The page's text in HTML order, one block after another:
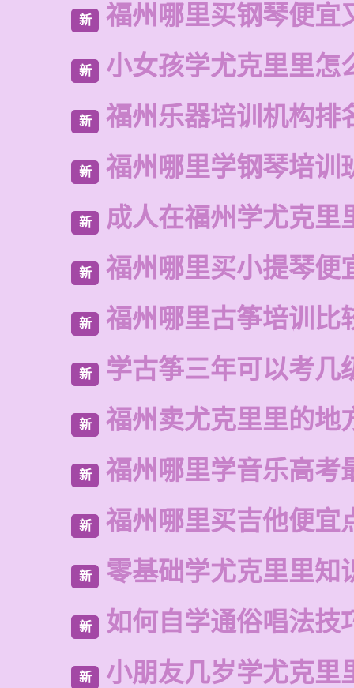
新 福州哪里买钢琴便宜
新 小女孩学尤克里里怎
新 福州乐器培训机构排
新 福州哪里学钢琴培训
新 成人在福州学尤克里
新 福州哪里买小提琴便
新 福州哪里古筝培训比
新 学古筝三年可以考几
新 福州卖尤克里里的地
新 福州哪里学音乐高考
新 福州哪里买吉他便宜
新 零基础学尤克里里知
新 如何自学通俗唱法技
新 小朋友几岁学尤克里